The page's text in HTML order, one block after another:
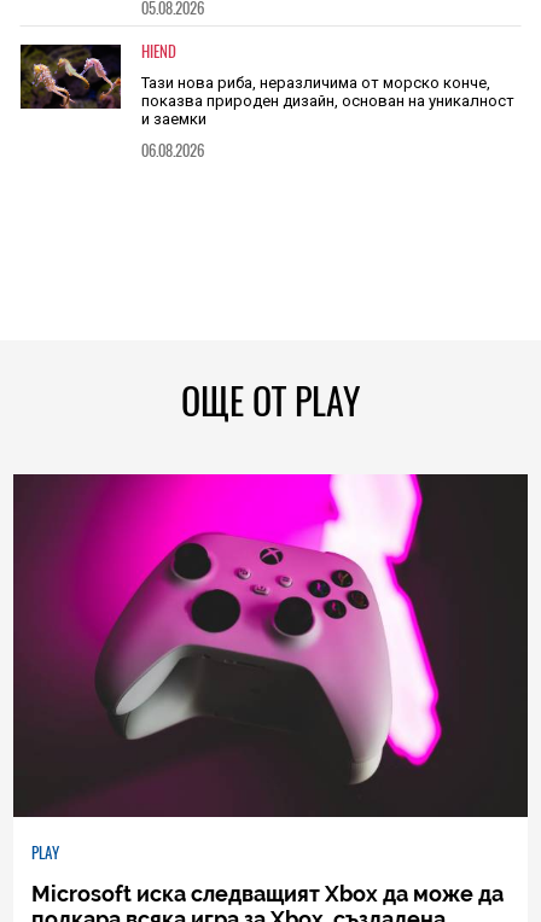
05.08.2026
HIEND
Тази нова риба, неразличима от морско конче,
показва природен дизайн, основан на уникалност
и заемки
06.08.2026
ОЩЕ ОТ PLAY
PLAY
Microsoft иска следващият Xbox да може да